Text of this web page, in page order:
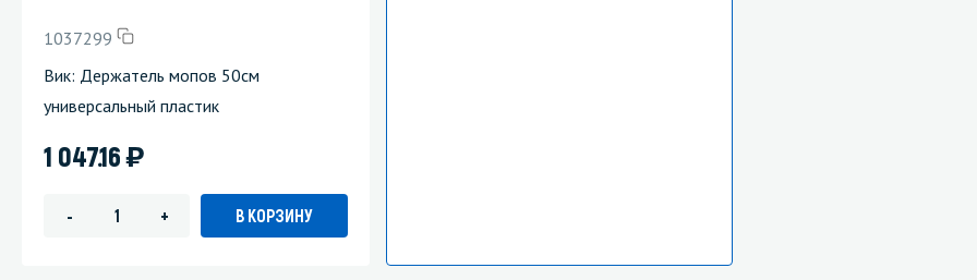
1037299
Вик: Держатель мопов 50см
универсальный пластик
1 047.16)
- + В КОРЗИНУ